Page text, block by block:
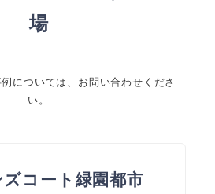
場
については、お問い合わせくださ
い。
コート緑園都市